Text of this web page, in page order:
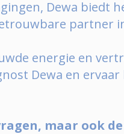
Dewa biedt
partner
energie en
Dewa en
maar ook